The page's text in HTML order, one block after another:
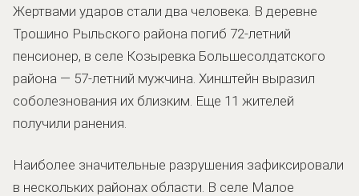
Жертвами ударов стали два человека. В деревне
Трошино Рыльского района погиб 72-летний
пенсионер, в селе Козыревка Большесолдатского
района — 57-летний мужчина. Хинштейн выразил
соболезнования их близким. Еще 11 жителей
получили ранения.
Наиболее значительные разрушения зафиксировали
в нескольких районах области. В селе Малое